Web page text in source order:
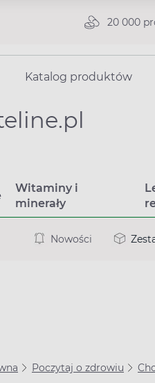
20 000
Katalog produktów
Witaminy i
minerały
Nowości
Poczytaj o zdrowiu